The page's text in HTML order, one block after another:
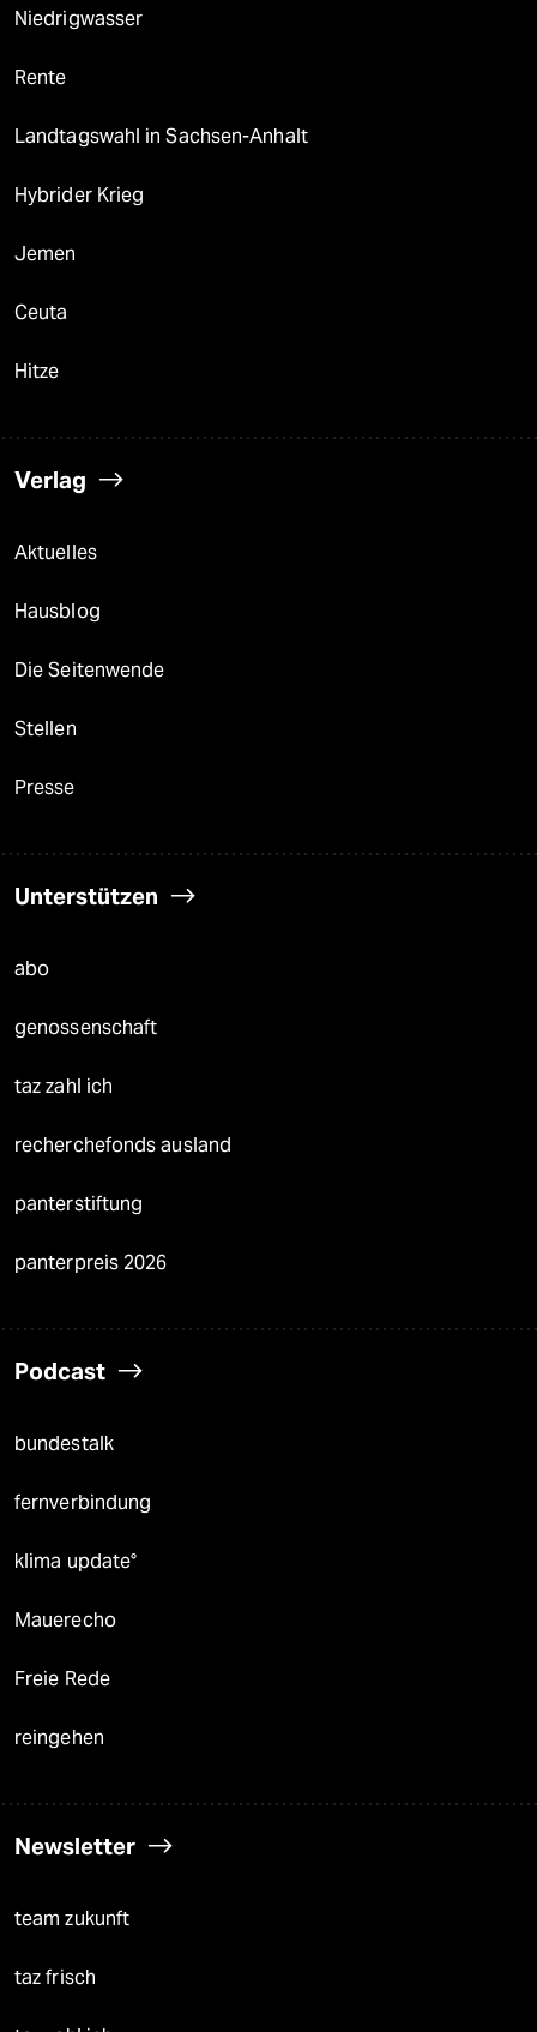
Niedrigwasser
Rente
Landtagswahl in Sachsen-Anhalt
Hybrider Krieg
Jemen
Ceuta
Hitze
Verlag
Aktuelles
Hausblog
Die Seitenwende
Stellen
Presse
Unterstützen
abo
genossenschaft
taz zahl ich
recherchefonds ausland
panterstiftung
panterpreis 2026
Podcast
bundestalk
fernverbindung
klima update°
Mauerecho
Freie Rede
reingehen
Newsletter
team zukunft
taz frisch